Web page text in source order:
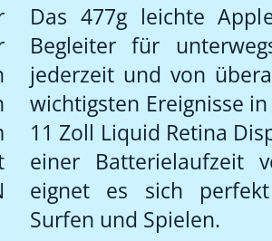
Das 477g leichte
Begleiter für
jederzeit und von
wichtigsten Ereignisse
11 Zoll Liquid Retina
einer Batterielaufzeit
eignet es sich
Surfen und Spielen.